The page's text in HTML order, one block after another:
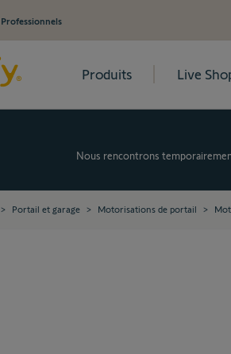
Professionnels
Produits Live
Nous rencontrons
> Portail et garage > Motorisations de portail >